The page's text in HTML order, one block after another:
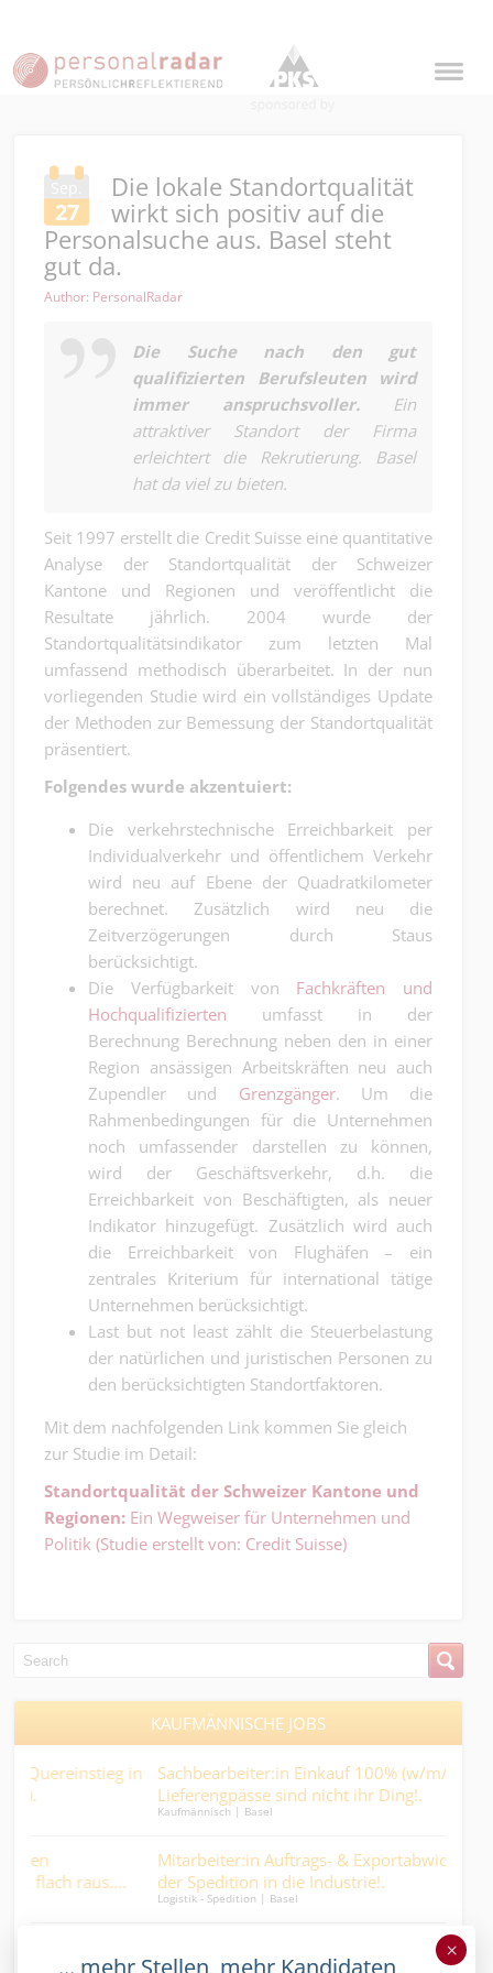
Sep.
27
Die lokale Standortqualität
wirkt sich positiv auf die
Personalsuche aus. Basel steht
gut da.
Author: PersonalRadar
Die Suche nach den gut
qualifizierten Berufsleuten wird
immer anspruchsvoller.Ein
attraktiver Standort der Firma
erleichtert die Rekrutierung. Basel
hat da viel zu bieten.
Seit 1997 erstellt die Credit Suisse eine quantitative
Analyse der Standortqualität der Schweizer
Kantone und Regionen und veröffentlicht die
Resultate jährlich. 2004 wurde der
Standortqualitätsindikator zum letzten Mal
umfassend methodisch überarbeitet. In der nun
vorliegenden Studie wird ein vollständiges Update
der Methoden zur Bemessung der Standortqualität
präsentiert.
Folgendes wurde akzentuiert:
Die verkehrstechnische Erreichbarkeit per
Individualverkehr und öffentlichem Verkehr
wird neu auf Ebene der Quadratkilometer
berechnet. Zusätzlich wird neu die
Zeitverzögerungen durch Staus
berücksichtigt.
Die Verfügbarkeit von Fachkräften und
Hochqualifizierten umfasst in der
Berechnung Berechnung neben den in einer
Region ansässigen Arbeitskräften neu auch
Zupendler und Grenzgänger. Um die
Rahmenbedingungen für die Unternehmen
noch umfassender darstellen zu können,
wird der Geschäftsverkehr, d.h. die
Erreichbarkeit von Beschäftigten, als neuer
Indikator hinzugefügt. Zusätzlich wird auch
die Erreichbarkeit von Flughäfen – ein
zentrales Kriterium für international tätige
Unternehmen berücksichtigt.
Last but not least zählt die Steuerbelastung
der natürlichen und juristischen Personen zu
den berücksichtigten Standortfaktoren.
Mit dem nachfolgenden Link kommen Sie gleich
zur Studie im Detail:
Standortqualität der Schweizer Kantone und
Regionen: Ein Wegweiser für Unternehmen und
Politik (Studie erstellt von: Credit Suisse)
KAUFMÄNNISCHE JOBS
Sachbearbeiter:in Einkauf 100% (w/m/d) -
Lieferengpässe sind nicht ihr Ding!.
Mitarbeiter:in Auftrags- & Exportabwicklung 70% - von
der Spedition in die Industrie!.
Logistik - Spedition | Basel
ICT Systemtechniker:in Netzwerk & Telefonie 80–100 % -
Gestalte die virtuelle Telefonie von morgen.
... mehr Stellen, mehr Kandidaten,
×